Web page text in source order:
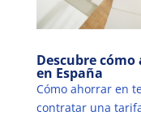
Descubre
en España
Cómo ahorrar en
contratar una